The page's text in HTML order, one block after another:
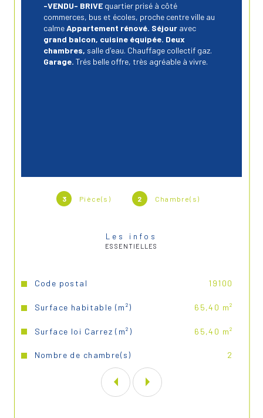
3 Pièce(s) 2 Chambre(s)
Les infos
ESSENTIELLES
Caractéristiques Valeurs
Code postal 19100
Surface habitable (m²) 65,40 m²
Surface loi Carrez (m²) 65,40 m²
Nombre de chambre(s) 2
-VENDU- BRIVE quartier prisé à côté
commerces, bus et écoles, proche centre ville au
calme Appartement rénové. Séjour avec
grand balcon, cuisine équipée. Deux
chambres, salle d'eau. Chauffage collectif gaz.
Garage. Trés belle offre, très agréable à vivre.